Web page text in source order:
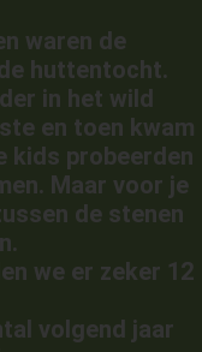
waren de
huttentocht.
in het wild
en toen kwam
kids probeerden
Maar voor je
de stenen
we er zeker 12
volgend jaar